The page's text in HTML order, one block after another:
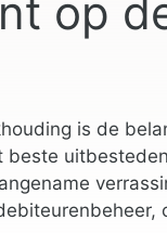
op
is de